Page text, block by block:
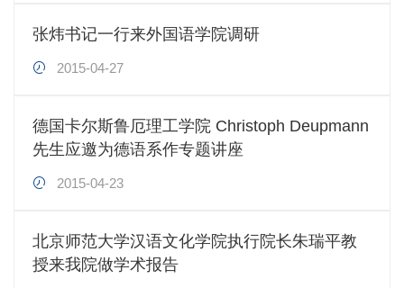
张炜书记一行来外国语学院调研
2015-04-27
德国卡尔斯鲁厄理工学院 Christoph Deupmann
先生应邀为德语系作专题讲座
2015-04-23
北京师范大学汉语文化学院执行院长朱瑞平教
授来我院做学术报告